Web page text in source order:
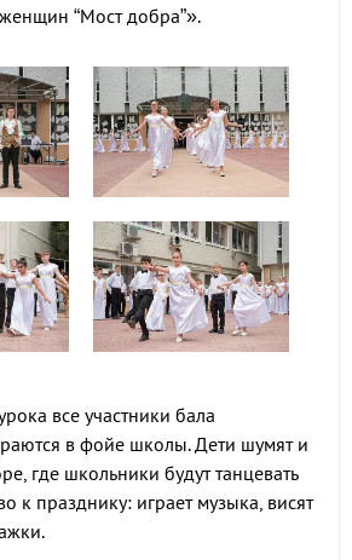
“Мост добра”».
все участники бала
в фойе школы. Дети шумят и
где школьники будут танцевать
к празднику: играет музыка, висят